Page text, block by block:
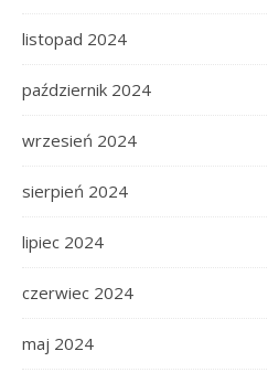
listopad 2024
październik 2024
wrzesień 2024
sierpień 2024
lipiec 2024
czerwiec 2024
maj 2024